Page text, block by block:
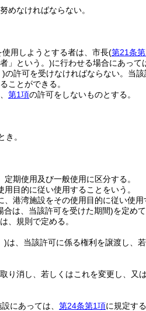
めなければならない。
用しようとする者は、市長(第21条
」という。)に行わせる場合にあって
)の許可を受けなければならない。 当
ことができる。
第1項の許可をしないものとする。
。
期使用及び一般使用に区分する。
目的に従い使用することをいう。
港湾施設をその使用目的に従い使用
は、当該許可を受けた期間)を定め
、規則で定める。
)は、当該許可に係る権利を譲渡し、
消し、若しくはこれを変更し、又
にあっては、 第24条第1項に規定す